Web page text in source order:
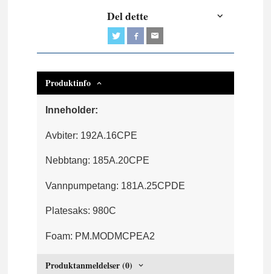
Del dette
Produktinfo
Inneholder:
Avbiter: 192A.16CPE
Nebbtang: 185A.20CPE
Vannpumpetang: 181A.25CPDE
Platesaks: 980C
Foam: PM.MODMCPEA2
Produktanmeldelser (0)